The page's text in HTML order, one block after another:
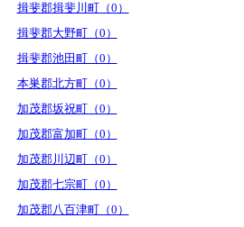
揖斐郡揖斐川町（0）
揖斐郡大野町（0）
揖斐郡池田町（0）
本巣郡北方町（0）
加茂郡坂祝町（0）
加茂郡富加町（0）
加茂郡川辺町（0）
加茂郡七宗町（0）
加茂郡八百津町（0）